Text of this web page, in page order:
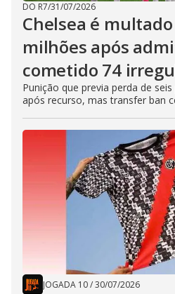
DO R7/31/07/2026
Chelsea é multado
milhões após
cometido 74
Punição que previa perda de
após recurso, mas transfer ban
JOGADA 10/30/07/2026